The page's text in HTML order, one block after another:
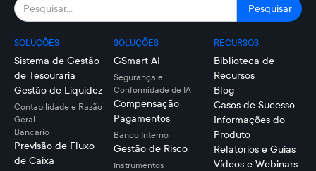
SOLUÇÕES
Sistema de Gestão
de Tesouraria
Gestão de Liquidez
Contabilidade e Razão
Geral
Bancário
Previsão de Fluxo
de Caixa
SOLUÇÕES
GSmart AI
Segurança e
Conformidade de IA
Compensação
Pagamentos
Banco Interno
Gestão de Risco
Instrumentos
RECURSOS
Biblioteca de
Recursos
Blog
Casos de Sucesso
Informações do
Produto
Relatórios e Guias
Vídeos e Webinars